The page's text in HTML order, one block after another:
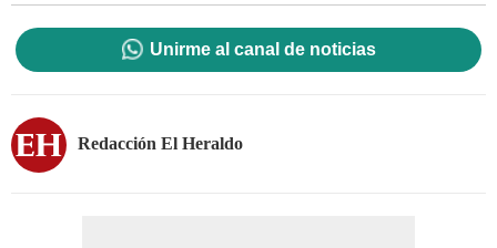
Unirme al canal de noticias
Redacción El Heraldo